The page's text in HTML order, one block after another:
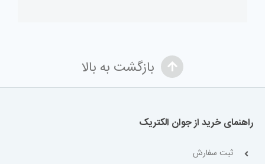
بازگشت به بالا
راهنمای خرید از جوان الکتریک
ثبت سفارش